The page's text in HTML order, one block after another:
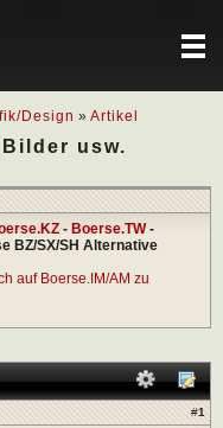
Design » Artikel
usw.
- Boerse.TW-
BZ/SX/SH Alternative
auf Boerse.IM/AM zu
#1